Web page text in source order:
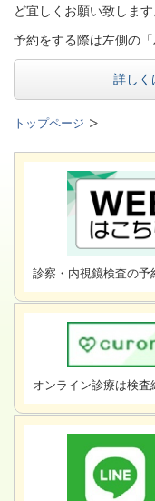
ど宜しくお願い致します
予約をする際は左側の
詳しく
トップページ
診察・内視鏡検査の予
オンライン診療は検査